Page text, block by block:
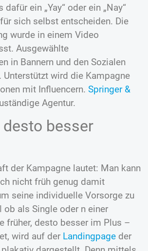
ein „Yay“ oder ein „Nay“
sich selbst entscheiden. Die
wurde in einem Video
Ausgewählte
in Bannern und den Sozialen
Unterstützt wird die Kampagne
mit Influencern. Springer &
Agentur.
besser
der Kampagne lautet: Man kann
nicht früh genug damit
seine individuelle Vorsorge zu
ob als Single oder n einer
früher, desto besser im Plus –
wird auf der Landingpage der